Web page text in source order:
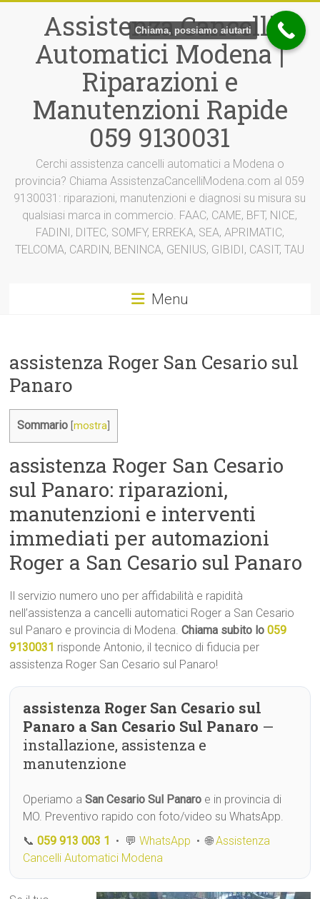
contenutoAssistenza Cancelli
Automatici Modena |
Riparazioni e
Manutenzioni Rapide
059 9130031
Cerchi assistenza cancelli automatici a Modena o
provincia? Chiama AssistenzaCancelliModena.com al 059
9130031: riparazioni, manutenzioni e diagnosi su misura su
qualsiasi marca in commercio. FAAC, CAME, BFT, NICE,
FADINI, DITEC, SOMFY, ERREKA, SEA, APRIMATIC,
TELCOMA, CARDIN, BENINCA, GENIUS, GIBIDI, CASIT, TAU
Menu
assistenza Roger San Cesario sul
Panaro
Sommario [mostra
assistenza Roger San Cesario
sul Panaro: riparazioni,
manutenzioni e interventi
immediati per automazioni
Roger a San Cesario sul Panaro
Il servizio numero uno per affidabilità e rapidità
nell’assistenza a cancelli automatici Roger a San Cesario
sul Panaro e provincia di Modena.Chiama subito lo059
9130031 risponde Antonio, il tecnico di fiducia per
assistenza Roger San Cesario sul Panaro!
assistenza Roger San Cesario sul
Panaro a San Cesario Sul Panaro —
installazione, assistenza e
manutenzione
Operiamo aSan Cesario Sul Panaro e in provincia di
MO. Preventivo rapido con foto/video su WhatsApp.
📞059 913 003 1 • 💬WhatsApp • 🌐Assistenza
Cancelli Automatici Modena
Chiama, possiamo aiutarti